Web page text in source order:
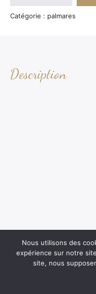
Catégorie : palmares
Description
Nous utilisons des
expérience sur notre
site, nous